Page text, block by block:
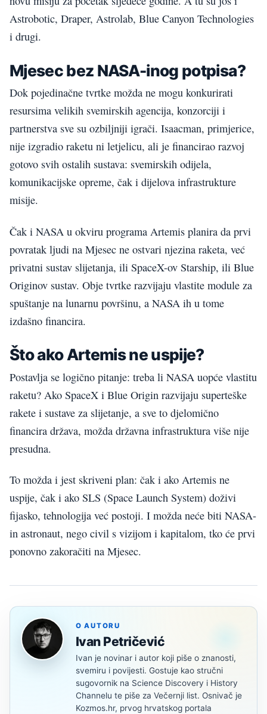
Astrobotic, Draper, Astrolab, Blue Canyon Technologies
i drugi.
Mjesec bez NASA-inog potpisa?
Dok pojedinačne tvrtke možda ne mogu konkurirati
resursima velikih svemirskih agencija, konzorciji i
partnerstva sve su ozbiljniji igrači. Isaacman, primjerice,
nije izgradio raketu ni letjelicu, ali je financirao razvoj
gotovo svih ostalih sustava: svemirskih odijela,
komunikacijske opreme, čak i dijelova infrastrukture
misije.
Čak i NASA u okviru programa Artemis planira da prvi
povratak ljudi na Mjesec ne ostvari njezina raketa, već
privatni sustav slijetanja, ili SpaceX-ov Starship, ili Blue
Originov sustav. Obje tvrtke razvijaju vlastite module za
spuštanje na lunarnu površinu, a NASA ih u tome
izdašno financira.
Što ako Artemis ne uspije?
Postavlja se logično pitanje: treba li NASA uopće vlastitu
raketu? Ako SpaceX i Blue Origin razvijaju superteške
rakete i sustave za slijetanje, a sve to djelomično
financira država, možda državna infrastruktura više nije
presudna.
To možda i jest skriveni plan: čak i ako Artemis ne
uspije, čak i ako SLS (Space Launch System) doživi
fijasko, tehnologija već postoji. I možda neće biti NASA-
in astronaut, nego civil s vizijom i kapitalom, tko će prvi
ponovno zakoračiti na Mjesec.
O AUTORU
Ivan Petričević
Ivan je novinar i autor koji piše o znanosti,
svemiru i povijesti. Gostuje kao stručni
sugovornik na Science Discovery i History
Channelu te piše za Večernji list. Osnivač je
Kozmos.hr, prvog hrvatskog portala